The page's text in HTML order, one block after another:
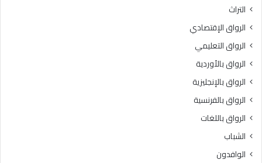
التراث
الرواق الإقتصادي
الرواق التعليمي
الرواق بالأوردية
الرواق بالإنجليزية
الرواق بالفرنسية
الرواق باللغات
الشباب
الوافدون